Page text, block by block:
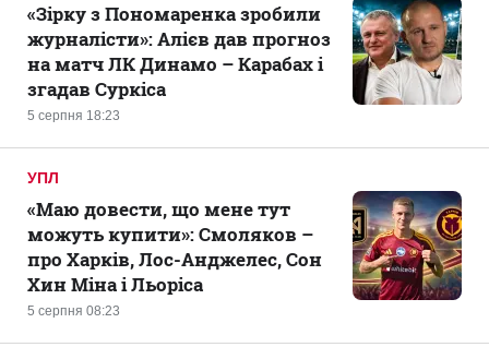
5 серпня 18:23
«Зірку з Пономаренка зробили
журналісти»: Алієв дав прогноз
на матч ЛК Динамо – Карабах і
згадав Суркіса
УПЛ
5 серпня 08:23
«Маю довести, що мене тут
можуть купити»: Смоляков –
про Харків, Лос-Анджелес, Сон
Хин Міна і Льоріса